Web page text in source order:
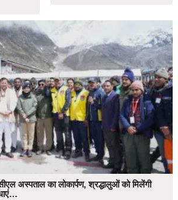
अस्पताल का लोकार्पण, श्रद्धालुओं को मिलेंगी